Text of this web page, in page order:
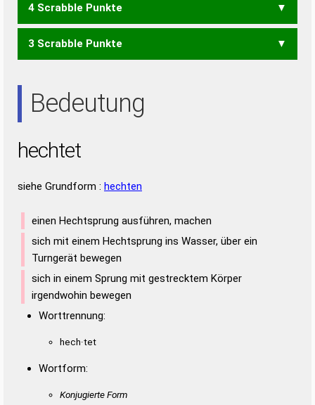
EHEC
4 Scrabble Punkte
EHE
3 Scrabble Punkte
Bedeutung
hechtet
siehe Grundform : hechten
einen Hechtsprung ausführen, machen
sich mit einem Hechtsprung ins Wasser, über ein
Turngerät bewegen
sich in einem Sprung mit gestrecktem Körper
irgendwohin bewegen
Worttrennung:
hech·tet
Wortform:
Konjugierte Form